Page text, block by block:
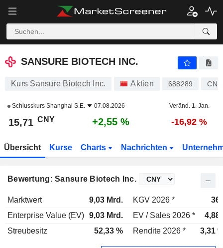
SANSURE BIOTECH INC.
SANSURE BIOTECH INC.
Kurs Sansure Biotech Inc. Aktien 688289
Schlusskurs Shanghai S.E. 07.08.2026 Veränd. 1. Jan.
15,71 CNY +2,55 % -16,92 %
Übersicht Kurse Charts Nachrichten
Bewertung: Sansure Biotech Inc.
Marktwert 9,03 Mrd. KGV 2026 *
Enterprise Value (EV) 9,03 Mrd. EV / Sales 2026 *
Streubesitz
52,33 % Rendite 2026 * 3,31